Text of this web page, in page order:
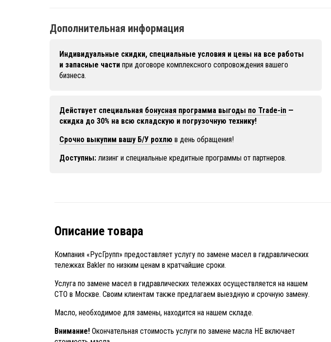
Дополнительная информация
Индивидуальные скидки, специальные условия и цены на все работы
и запасные части при договоре комплексного сопровождения вашего
бизнеса.
Действует специальная бонусная программа выгоды по Trade-in —
скидка до 30% на всю складскую и погрузочную технику!
Срочно выкупим вашу Б/У рохлю в день обращения!
Доступны: лизинг и специальные кредитные программы от партнеров.
Описание товара
Компания «РусГрупп» предоставляет услугу по замене масел в гидравлических
тележках Bakler по низким ценам в кратчайшие сроки.
Услуга по замене масел в гидравлических тележках осуществляется на нашем
СТО в Москве. Своим клиентам также предлагаем выездную и срочную замену.
Масло, необходимое для замены, находится на нашем складе.
Внимание! Окончательная стоимость услуги по замене масла НЕ включает